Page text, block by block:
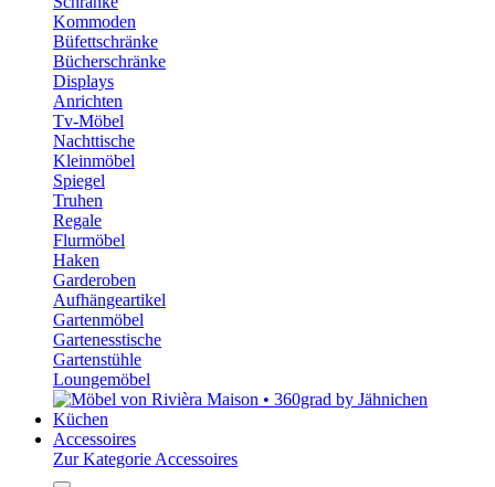
Kommoden
Büfettschränke
Bücherschränke
Displays
Anrichten
Tv-Möbel
Nachttische
Kleinmöbel
Spiegel
Truhen
Regale
Flurmöbel
Haken
Garderoben
Aufhängeartikel
Gartenmöbel
Gartenesstische
Gartenstühle
Loungemöbel
Küchen
Accessoires
Zur Kategorie Accessoires